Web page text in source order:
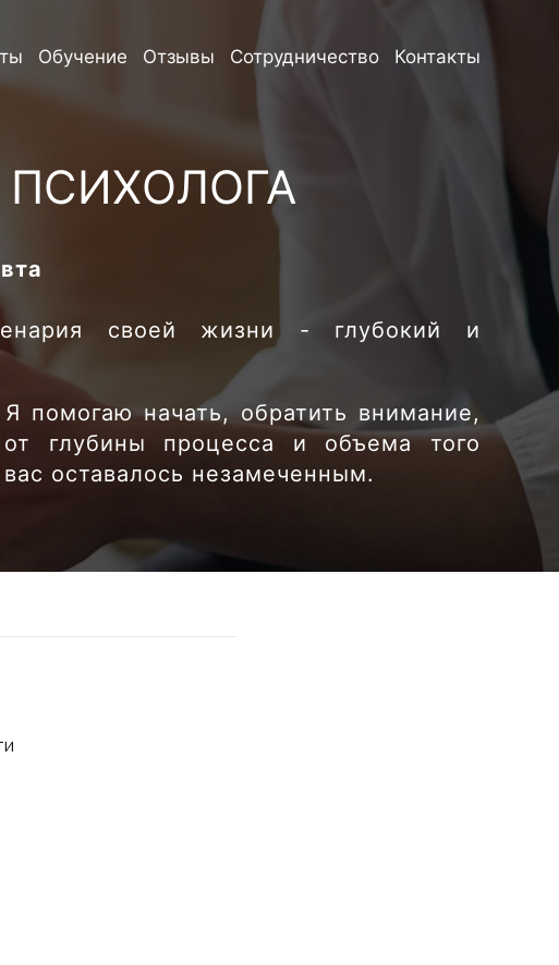
Обучение Отзывы Сотрудничество Контакты
своей жизни - глубокий и
помогаю начать, обратить внимание,
глубины процесса и объема того
оставалось незамеченным.